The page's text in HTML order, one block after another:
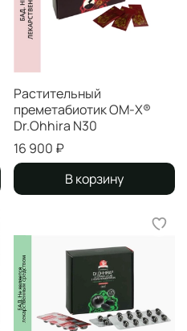
Растительный
преметабиотик ОМ-Х®
Dr.Ohhira N30
16 900 ₽
В корзину